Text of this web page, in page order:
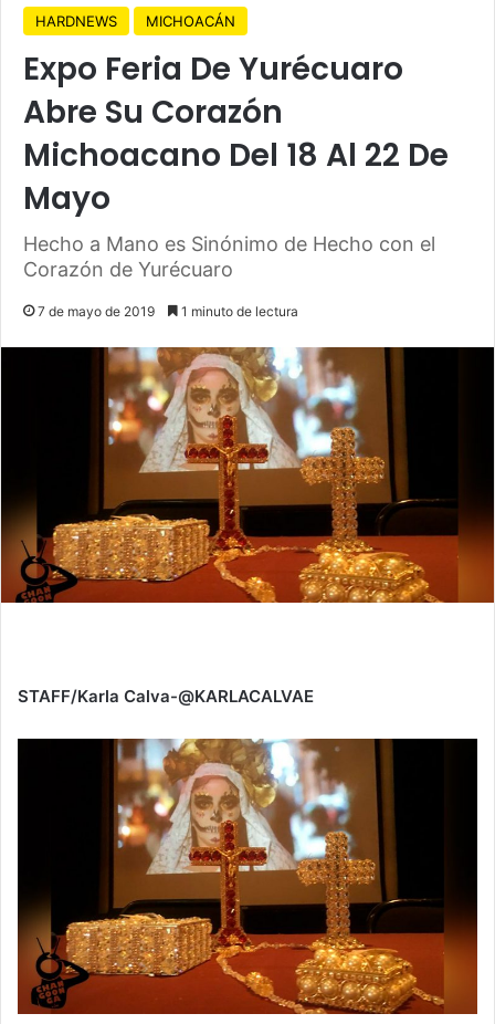
HARDNEWS MICHOACÁN
Expo Feria De Yurécuaro
Abre Su Corazón
Michoacano Del 18 Al 22 De
Mayo
Hecho a Mano es Sinónimo de Hecho con el
Corazón de Yurécuaro
7 de mayo de 2019 1 minuto de lectura
STAFF/Karla Calva-@KARLACALVAE